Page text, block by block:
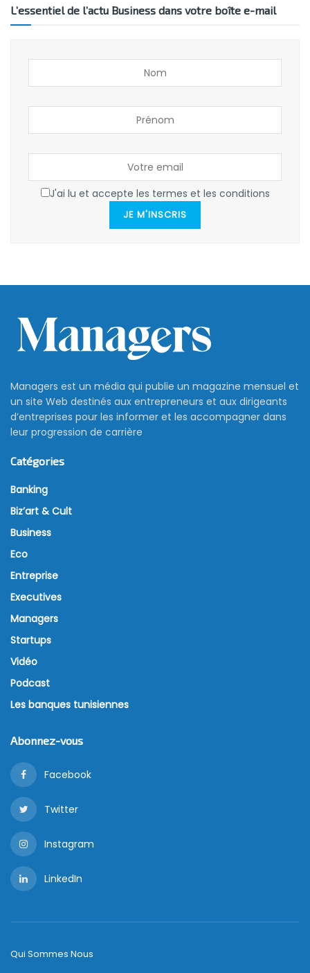
L’essentiel de l’actu Business dans votre boîte e-mail
J'ai lu et accepte les termes et les conditions
JE M'INSCRIS
Managers est un média qui publie un magazine mensuel et
un site Web destinés aux entrepreneurs et aux dirigeants
d’entreprises pour les informer et les accompagner dans
leur progression de carrière
Catégories
Banking
Biz’art & Cult
Business
Eco
Entreprise
Executives
Managers
Startups
Vidéo
Podcast
Les banques tunisiennes
Abonnez-vous
Facebook
Twitter
Instagram
LinkedIn
Qui Sommes Nous